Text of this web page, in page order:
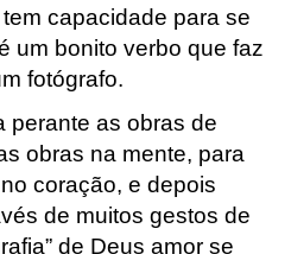
capacidade para se
um bonito verbo que faz
fotógrafo.
perante as obras de
obras na mente, para
coração, e depois
de muitos gestos de
de Deus amorse